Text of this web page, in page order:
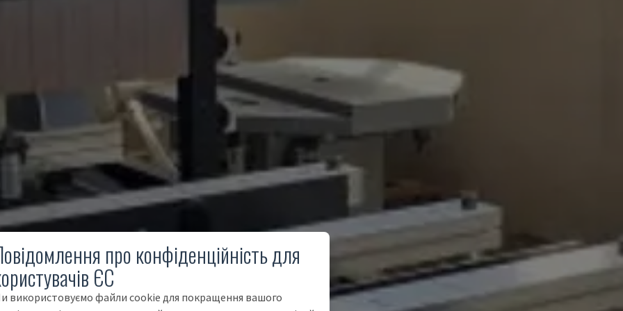
про конфіденційність для
ЄС
використовуємо файли cookie для покращення вашого